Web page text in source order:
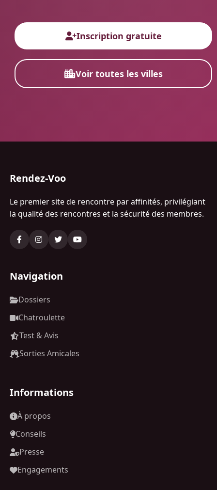
Inscription gratuite
Voir toutes les villes
Rendez-Voo
Le premier site de rencontre par affinités, privilégiant
la qualité des rencontres et la sécurité des membres.
Navigation
Dossiers
Chatroulette
Test & Avis
Sorties Amicales
Informations
À propos
Conseils
Presse
Engagements